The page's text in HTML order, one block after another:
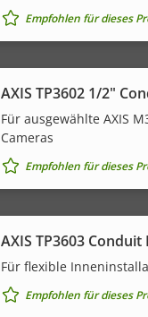
Empfohlen für dieses
AXIS TP3602 1/2"
Für ausgewählte AXIS
Cameras
Empfohlen für dieses
AXIS TP3603 Conduit
Für flexible
Empfohlen für dieses